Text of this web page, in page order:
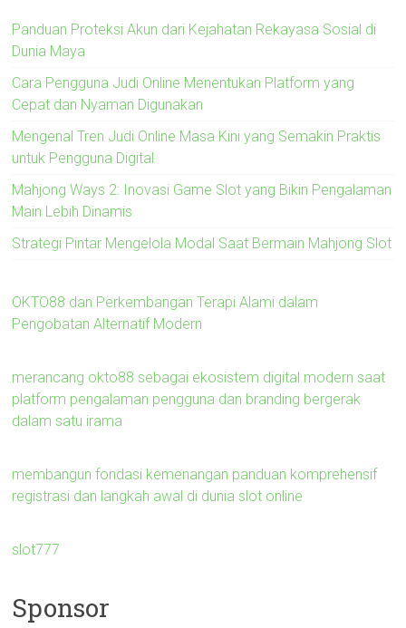
Panduan Proteksi Akun dari Kejahatan Rekayasa Sosial di
Dunia Maya
Cara Pengguna Judi Online Menentukan Platform yang
Cepat dan Nyaman Digunakan
Mengenal Tren Judi Online Masa Kini yang Semakin Praktis
untuk Pengguna Digital
Mahjong Ways 2: Inovasi Game Slot yang Bikin Pengalaman
Main Lebih Dinamis
Strategi Pintar Mengelola Modal Saat Bermain Mahjong Slot
OKTO88 dan Perkembangan Terapi Alami dalam
Pengobatan Alternatif Modern
merancang okto88 sebagai ekosistem digital modern saat
platform pengalaman pengguna dan branding bergerak
dalam satu irama
membangun fondasi kemenangan panduan komprehensif
registrasi dan langkah awal di dunia slot online
slot777
Sponsor